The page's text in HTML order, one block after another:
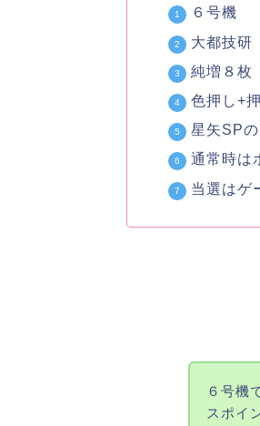
６号機
大都技研
純増８枚
色押し+
星矢SP
通常時は
当選はゲ
６号機
スポイ